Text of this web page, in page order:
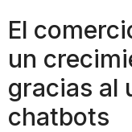
El
un
gracias al
chatbots